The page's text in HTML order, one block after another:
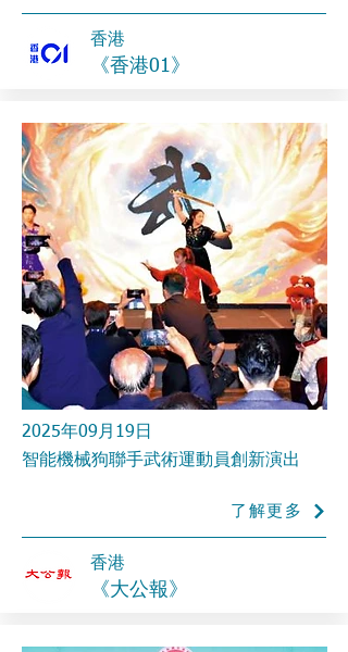
香港
《香港01》
2025年09月19日
智能機械狗聯手武術運動員創新演出
了解更多
香港
《大公報》